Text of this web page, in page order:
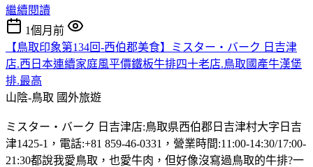
繼續閱讀
1個月前
【鳥取印象第134回-西伯郡美食】ミスター・バーク 日吉津
店.西日本連續家庭風平價鐵板牛排四十老店.鳥取國產牛漢堡
排.最高
山陰-鳥取 國外旅遊
ミスター・バーク 日吉津店:鳥取県西伯郡日吉津村大字日吉
津1425-1，電話:+81 859-46-0331，營業時間:11:00-14:30/17:00-
21:30都說我愛鳥取，也愛牛肉，但好像沒寫過鳥取的牛排?一